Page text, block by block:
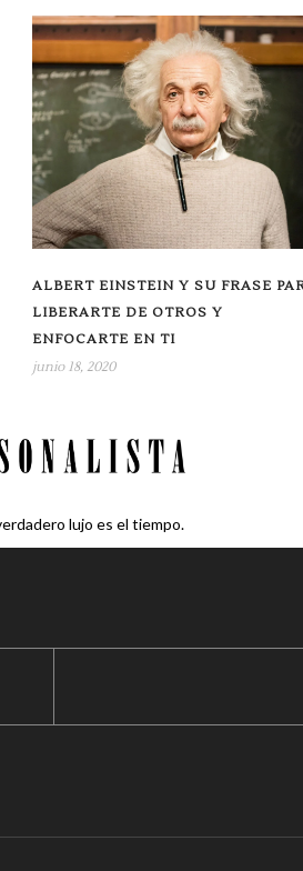
ALBERT EINSTEIN Y SU FRASE
LIBERARTE DE OTROS Y
ENFOCARTE EN TI
junio 18, 2020
lujo es el tiempo.